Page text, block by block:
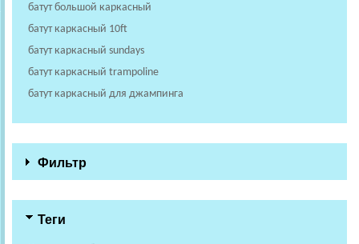
батут большой каркасный
батут каркасный 10ft
батут каркасный sundays
батут каркасный trampoline
батут каркасный для джампинга
Фильтр
Теги